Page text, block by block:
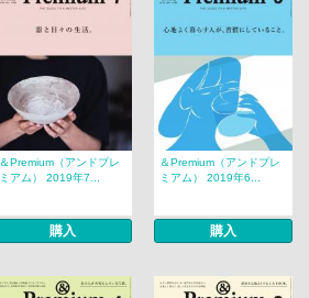
＆Premium（アンドプレ
ミアム） 2019年7...
購入
＆Premium（アンドプレ
ミアム） 2019年6...
購入